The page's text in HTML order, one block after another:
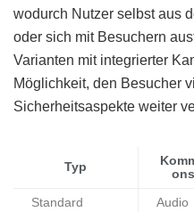
wodurch Nutzer selbst aus
oder sich mit Besuchern
Varianten mit integrierter
Möglichkeit, den Besucher
Sicherheitsaspekte weiter
Typ
Standard Audio